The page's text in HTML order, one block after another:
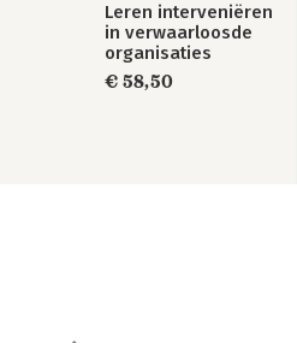
Leren interveniëren
in verwaarloosde
organisaties
€ 58,50